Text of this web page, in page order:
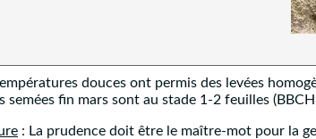
douces ont permis des levées
semées fin mars sont au stade 1-2 feuilles
: La prudence doit être le maître-mot pour la